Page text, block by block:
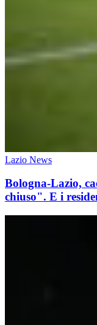
Lazio News
Bologna-Lazio,
chiuso". E i